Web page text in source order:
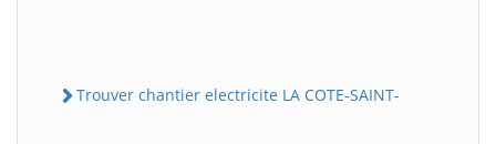
Trouver chantier electricite LA COTE-SAINT-